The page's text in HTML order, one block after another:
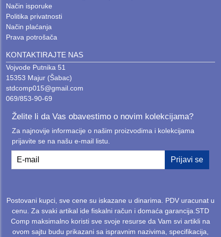
Način isporuke
Politika privatnosti
Način plaćanja
Prava potrošača
KONTAKTIRAJTE NAS
Vojvode Putnika 51
15353 Majur (Šabac)
stdcomp015@gmail.com
069/853-90-69
Želite li da Vas obavestimo o novim kolekcijama?
Za najnovije informacije o našim proizvodima i kolekcijama
prijavite se na našu e-mail listu.
E-mail
Prijavi se
Postovani kupci, sve cene su iskazane u dinarima. PDV uracunat u
cenu. Za svaki artikal ide fiskalni račun i domaća garancija.STD
Comp maksimalno koristi sve svoje resurse da Vam svi artikli na
ovom sajtu budu prikazani sa ispravnim nazivima, specifikacija,